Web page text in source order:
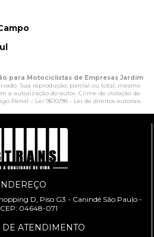
para Motociclistas de Empresas Jardim
Sua reprodução, parcial ou total, mesmo
a autorização do autor. Crime de violação de
Penal – Lei 9610/98 - Lei de direitos autorais.
D, Piso G3 - Canindé São Paulo -
04648-071
ATENDIMENTO